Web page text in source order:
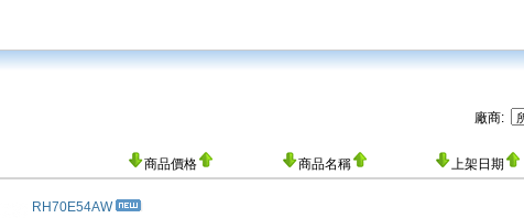
廠商:
商品價格 商品名稱 上架日期
RH70E54AW